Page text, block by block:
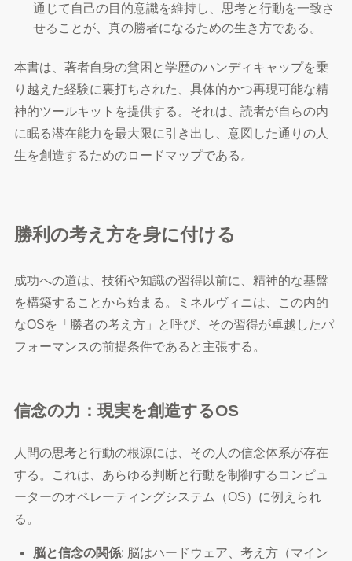
通じて自己の目的意識を維持し、思考と行動を一致さ
せることが、真の勝者になるための生き方である。
本書は、著者自身の貧困と学歴のハンディキャップを乗
り越えた経験に裏打ちされた、具体的かつ再現可能な精
神的ツールキットを提供する。それは、読者が自らの内
に眠る潜在能力を最大限に引き出し、意図した通りの人
生を創造するためのロードマップである。
勝利の考え方を身に付ける
成功への道は、技術や知識の習得以前に、精神的な基盤
を構築することから始まる。ミネルヴィニは、この内的
なOSを「勝者の考え方」と呼び、その習得が卓越したパ
フォーマンスの前提条件であると主張する。
信念の力：現実を創造するOS
人間の思考と行動の根源には、その人の信念体系が存在
する。これは、あらゆる判断と行動を制御するコンピュ
ーターのオペレーティングシステム（OS）に例えられ
る。
脳と信念の関係: 脳はハードウェア、考え方（マイン